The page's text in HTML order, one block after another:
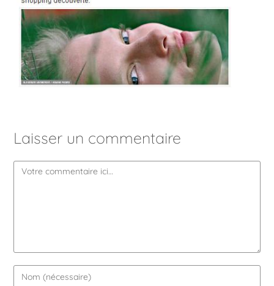
Laisser un commentaire